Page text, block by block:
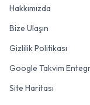
Hakkımızda
Bize Ulaşın
Gizlilik Politikası
Google Takvim
Site Haritası